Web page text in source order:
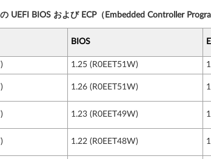
UEFI BIOS および ECP（Embedded Controller
BIOS
1.25 (R0EET51W)
1.26 (R0EET51W)
1.23 (R0EET49W)
1.22 (R0EET48W)